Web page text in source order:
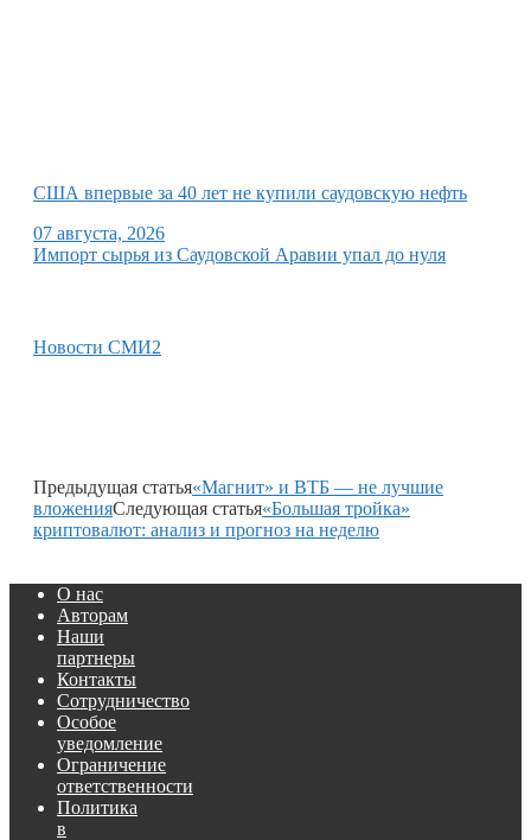
США впервые за 40 лет не купили саудовскую нефть
07 августа, 2026
Импорт сырья из Саудовской Аравии упал до нуля
Новости СМИ2
Предыдущая статья«Магнит» и ВТБ — не лучшие
вложенияСледующая статья«Большая тройка»
криптовалют: анализ и прогноз на неделю
О нас
Авторам
Наши
партнеры
Контакты
Сотрудничество
Особое
уведомление
Ограничение
ответственности
Политика
в